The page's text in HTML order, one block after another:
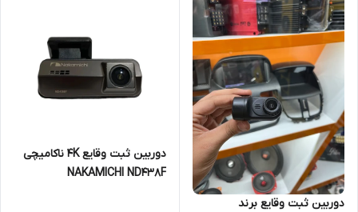
دوربین ثبت وقایع برند
دوربین ثبت وقایع 4K ناکامیچی
NAKAMICHI ND438F